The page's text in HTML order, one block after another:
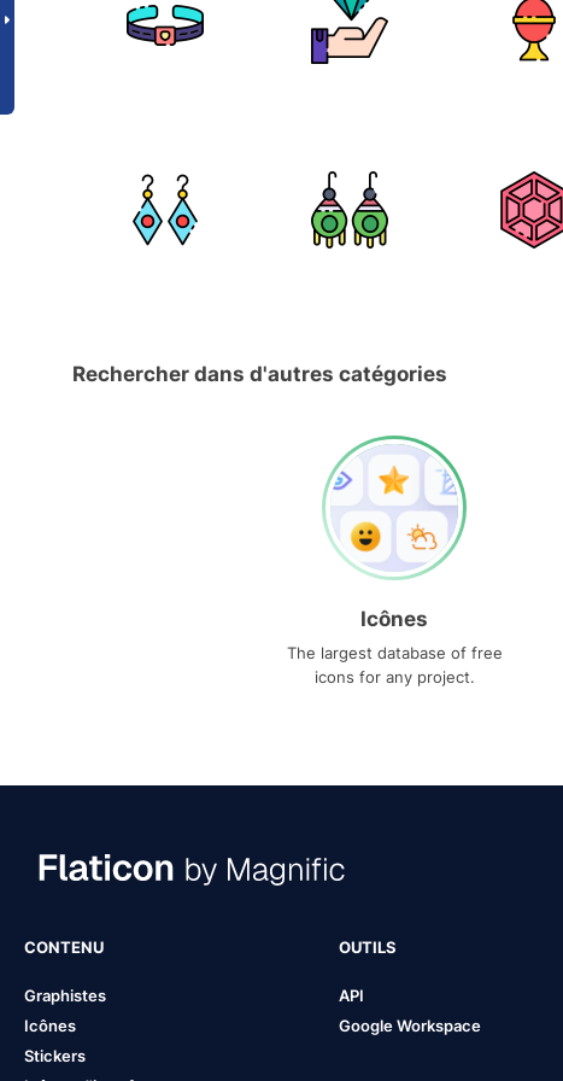
Rechercher dans d'autres catégories
Icônes
The largest database of free
icons for any project.
CONTENU
Graphistes
Icônes
Stickers
OUTILS
API
Google Workspace